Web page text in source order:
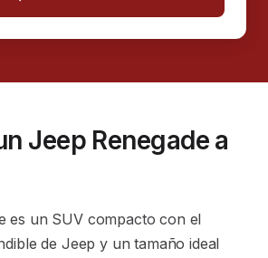
Jeep Renegade a
es un SUV compacto con el
de Jeep y un tamaño ideal